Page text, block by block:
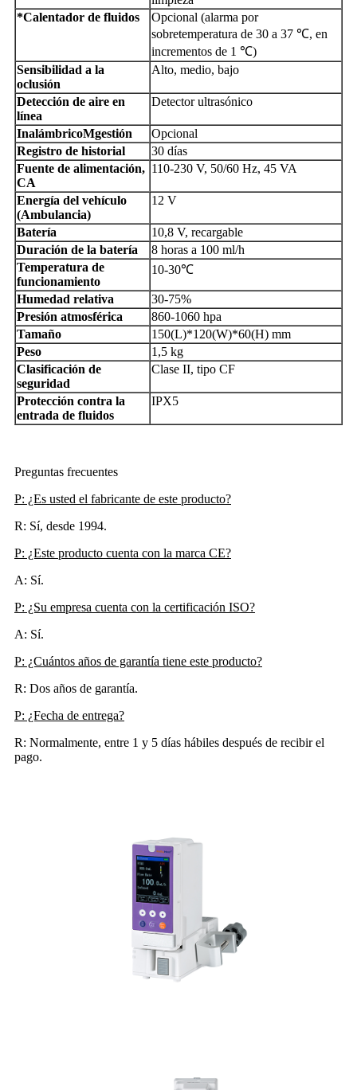
*Calentador de fluidos
Opcional (alarma por
sobretemperatura de 30 a 37 ℃, en
incrementos de 1 ℃)
Sensibilidad a la
oclusión
Alto, medio, bajo
Detección de aire en
línea
Detector ultrasónico
InalámbricoMgestión
Opcional
Registro de historial
30 días
Fuente de alimentación,
CA
110-230 V, 50/60 Hz, 45 VA
Energía del vehículo
(Ambulancia)
12 V
Batería
10,8 V, recargable
Duración de la batería
8 horas a 100 ml/h
Temperatura de
funcionamiento
10-30℃
Humedad relativa
30-75%
Presión atmosférica
860-1060 hpa
Tamaño
150(L)*120(W)*60(H) mm
Peso
1,5 kg
Clasificación de
seguridad
Clase II, tipo CF
Protección contra la
entrada de fluidos
IPX5
Preguntas frecuentes
P: ¿Es usted el fabricante de este producto?
R: Sí, desde 1994.
P: ¿Este producto cuenta con la marca CE?
A: Sí.
P: ¿Su empresa cuenta con la certificación ISO?
A: Sí.
P: ¿Cuántos años de garantía tiene este producto?
R: Dos años de garantía.
P: ¿Fecha de entrega?
R: Normalmente, entre 1 y 5 días hábiles después de recibir el
pago.